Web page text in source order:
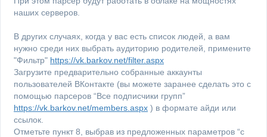
наших серверов.
В других случаях, когда у вас есть список людей, а вам
нужно среди них выбрать аудиторию родителей, примените
"Фильтр" https://vk.barkov.net/filter.aspx
Загрузите предварительно собранные аккаунты
пользователей ВКонтакте (вы можете заранее сделать это с
помощью парсеров “Все подписчики групп”
https://vk.barkov.net/members.aspx ) в формате айди или
ссылок.
Отметьте пункт 8, выбрав из предложенных параметров “с